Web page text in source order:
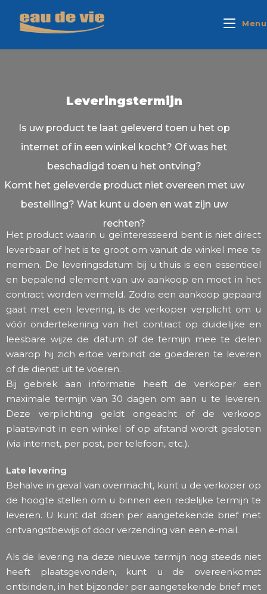
Menu
Leveringstermijn
Is uw product te laat geleverd toen u het op
internet of in een winkel kocht? Of was het
beschadigd toen u het ontving?
Komt het geleverde product niet overeen met uw
bestelling? Wat kunt u doen en wat zijn uw
rechten?
Het product waarin u geïnteresseerd bent is niet direct
leverbaar of het is te groot om vanuit de winkel mee te
nemen. De leveringsdatum bij u thuis is een essentieel
en bepalend element van uw aankoop en moet in het
contract worden vermeld. Zodra een aankoop gepaard
gaat met een levering, is de verkoper verplicht om u
vóór ondertekening van het contract op duidelijke en
leesbare wijze de datum of de termijn mee te delen
waarop hij zich ertoe verbindt de goederen te leveren
of de dienst uit te voeren.
Bij gebrek aan informatie heeft de verkoper een
maximale termijn van 30 dagen om aan u te leveren.
Deze verplichting geldt ongeacht of de verkoop
plaatsvindt in een winkel of op afstand wordt gesloten
(via internet, per post, per telefoon, etc.).
Late levering
Behalve in geval van overmacht, kunt u de verkoper op
de hoogte stellen om u binnen een redelijke termijn te
leveren. U kunt dat doen per aangetekende brief met
ontvangstbewijs of door verzending van een e-mail.
Als de levering na deze nieuwe termijn nog steeds niet
heeft plaatsgevonden, kunt u de overeenkomst
ontbinden, in het bijzonder per aangetekende brief met